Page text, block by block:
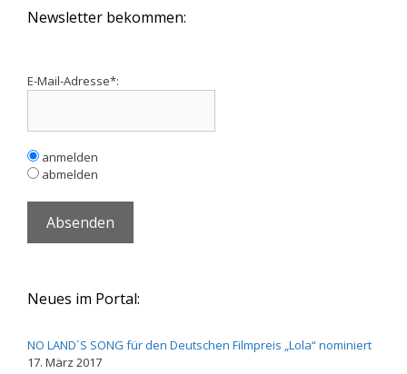
Newsletter bekommen:
E-Mail-Adresse*:
anmelden
abmelden
Neues im Portal:
NO LAND´S SONG für den Deutschen Filmpreis „Lola“ nominiert
17. März 2017